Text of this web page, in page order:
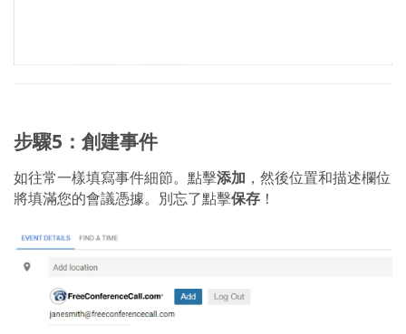
步驟5：創建事件
如往常一樣填寫事件細節。點擊添加 ，然後位置和描述欄位
將填滿您的會議憑據。別忘了點擊保存 ！